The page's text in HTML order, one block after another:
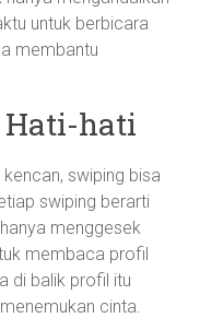
untuk berbicara
membantu
Hati-hati
swiping bisa
swiping berarti
menggesek
membaca profil
di balik profil itu
cinta.